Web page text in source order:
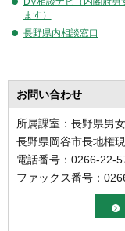
ます）
長野県内相談窓口
お問い合わせ
所属課室：長野県男
長野県岡谷市長地権
電話番号：0266-22-
ファックス番号：